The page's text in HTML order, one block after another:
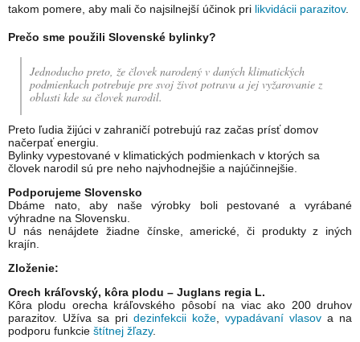
takom pomere, aby mali čo najsilnejší účinok pri likvidácii parazitov.
Prečo sme použili Slovenské bylinky?
Jednoducho preto, že človek narodený v daných klimatických
podmienkach potrebuje pre svoj život potravu a jej vyžarovanie z
oblasti kde sa človek narodil.
Preto ľudia žijúci v zahraničí potrebujú raz začas prísť domov
načerpať energiu.
Bylinky vypestované v klimatických podmienkach v ktorých sa
človek narodil sú pre neho najvhodnejšie a najúčinnejšie.
Podporujeme Slovensko
Dbáme nato, aby naše výrobky boli pestované a vyrábané
výhradne na Slovensku.
U nás nenájdete žiadne čínske, americké, či produkty z iných
krajín.
Zloženie:
Orech kráľovský, kôra plodu – Juglans regia L.
Kôra plodu orecha kráľovského pôsobí na viac ako 200 druhov
parazitov. Užíva sa pri dezinfekcii kože vypadávaní vlasov a na
podporu funkcie štítnej žľazy.